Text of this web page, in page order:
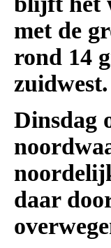
met de
rond 14
zuidwest.
Dinsdag
daar